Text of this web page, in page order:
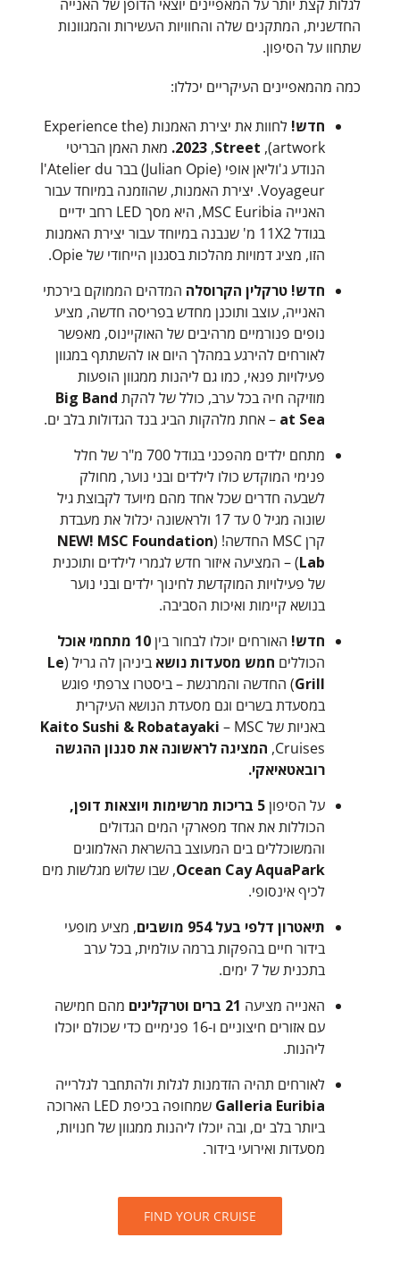
לגלות קצת יותר על המאפיינים יוצאי הדופן של האנייה
החדשנית, המתקנים שלה והחוויות העשירות והמגוונות
שתחוו על הסיפון.
כמה מהמאפיינים העיקריים יכללו:
חדש!
לחוות את יצירת האמנות (Experience the
artwork),
2023 ,Street.
מאת האמן הבריטי
הנודע ג'וליאן אופי (Julian Opie) בבר l'Atelier du
Voyageur. יצירת האמנות, שהוזמנה במיוחד עבור
האנייה MSC Euribia, היא מסך LED רחב ידיים
בגודל 11X2 מ' שנבנה במיוחד עבור יצירת האמנות
הזו, מציג דמויות מהלכות בסגנון הייחודי של Opie.
חדש! טרקלין הקרוסלה המדהים הממוקם בירכתי
האנייה, עוצב ותוכנן מחדש בפריסה חדשה, מציע
נופים פנורמיים מרהיבים של האוקיינוס, מאפשר
לאורחים להירגע במהלך היום או להשתתף במגוון
פעילויות פנאי, כמו גם ליהנות ממגוון הופעות
מוזיקה חיה בכל ערב, כולל של להקת Big Band
at Sea – אחת מלהקות הביג בנד הגדולות בלב ים.
מתחם ילדים מהפכני בגודל 700 מ"ר של חלל
פנימי המוקדש כולו לילדים ובני נוער, מחולק
לשבעה חדרים שכל אחד מהם מיועד לקבוצת גיל
שונוה מגיל 0 עד 17 ולראשונה יכלול את מעבדת
קרן MSC החדשה! (
NEW! MSC Foundation
Lab) – המציעה איזור חדש לגמרי לילדים ותוכנית
של פעילויות המוקדשת לחינוך ילדים ובני נוער
בנושא קיימות ואיכות הסביבה.
חדש! האורחים יוכלו לבחור בין10 מתחמי אוכל
הכוללים חמש מסעדות נושא ביניהן לה גריל (Le
Grill) החדשה והמרגשת – ביסטרו צרפתי פוגש
במסעדת בשרים וגם מסעדת הנושא העיקרית
באניות של
Kaito Sushi & Robatayaki – MSC
Cruises, המציגה לראשונה את סגנון ההגשה
רובאטאיאקי.
על הסיפון 5 בריכות מרשימות ויוצאות דופן,
הכוללות את אחד מפארקי המים הגדולים
והמשוכללים בים המעוצב בהשראת האלמוגים
Ocean Cay AquaPark, שבו שלוש מגלשות מים
לכיף אינסופי.
תיאטרון דלפי בעל 954 מושבים
, מציע מופעי
בידור חיים בהפקות ברמה עולמית, בכל ערב
בתכנית של 7 ימים.
האנייה מציעה 21 ברים וטרקלינים
מהם חמישה
עם אזורים חיצוניים ו-16 פנימיים כדי שכולם יוכלו
ליהנות.
לאורחים תהיה הזדמנות לגלות ולהתחבר לגלרייה
Galleria Euribia
שמחופה בכיפת LED הארוכה
ביותר בלב ים, ובה יוכלו ליהנות ממגוון של חנויות,
מסעדות ואירועי בידור.
FIND YOUR CRUISE